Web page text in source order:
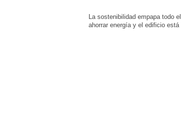
La sostenibilidad empapa todo
ahorrar energía y el edificio